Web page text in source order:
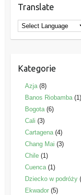
Translate
Kategorie
Azja(8)
Banos Riobamba(1)
Bogota(6)
Cali (3)
Cartagena(4)
Chang Mai (3)
Chile(1)
Cuenca(1)
Dziecko w podróży
Ekwador(5)